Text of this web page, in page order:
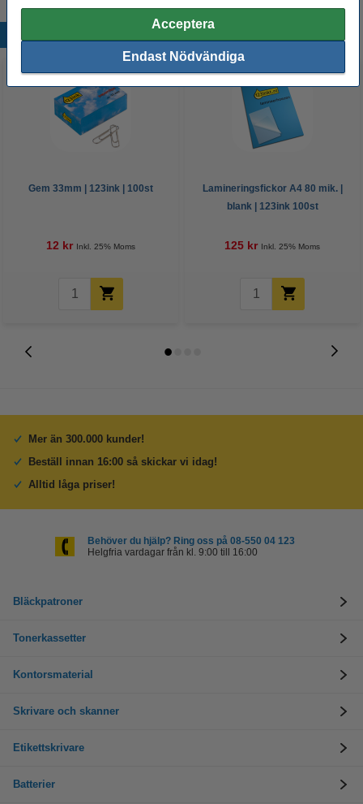
Acceptera
Endast Nödvändiga
Populära produkter
Gem 33mm | 123ink | 100st
12 kr Inkl. 25% Moms
Lamineringsfickor A4 80 mik. |
blank | 123ink 100st
125 kr Inkl. 25% Moms
Mer än 300.000 kunder!
Beställ innan 16:00 så skickar vi idag!
Alltid låga priser!
Behöver du hjälp? Ring oss på 08-550 04 123
Helgfria vardagar från kl. 9:00 till 16:00
Bläckpatroner
Tonerkassetter
Kontorsmaterial
Skrivare och skanner
Etikettskrivare
Batterier